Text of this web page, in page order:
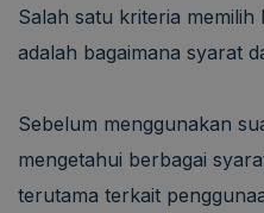
Salah satu kriteria
adalah bagaimana syarat
Sebelum menggunakan
mengetahui berbagai
terutama terkait